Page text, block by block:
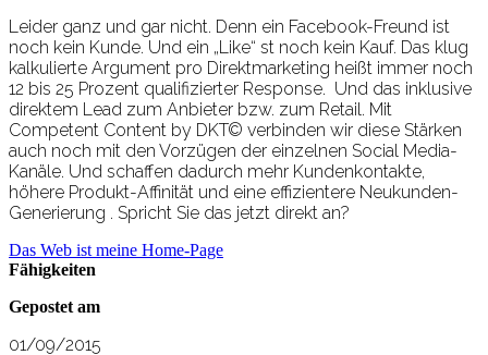
Leider ganz und gar nicht. Denn ein Facebook-Freund ist
noch kein Kunde. Und ein „Like“ st noch kein Kauf. Das klug
kalkulierte Argument pro Direktmarketing heißt immer noch
12 bis 25 Prozent qualifizierter Response. Und das inklusive
direktem Lead zum Anbieter bzw. zum Retail. Mit
Competent Content by DKT© verbinden wir diese Stärken
auch noch mit den Vorzügen der einzelnen Social Media-
Kanäle. Und schaffen dadurch mehr Kundenkontakte,
höhere Produkt-Affinität und eine effizientere Neukunden-
Generierung . Spricht Sie das jetzt direkt an?
Das Web ist meine Home-Page
Fähigkeiten
Gepostet am
01/09/2015